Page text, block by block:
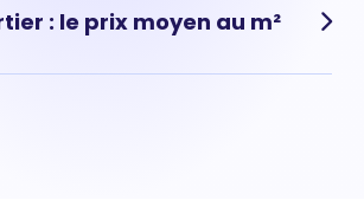
: le prix moyen au m²